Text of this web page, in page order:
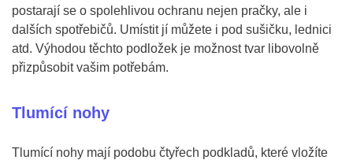
postarají se o spolehlivou ochranu nejen pračky, ale i
dalších spotřebičů. Umístit jí můžete i pod sušičku, lednici
atd. Výhodou těchto podložek je možnost tvar libovolně
přizpůsobit vašim potřebám.
Tlumící nohy
Tlumící nohy mají podobu čtyřech podkladů, které vložíte